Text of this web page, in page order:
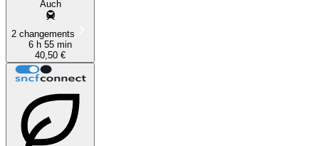
Auch
2 changements
6 h 55 min
40,50 €